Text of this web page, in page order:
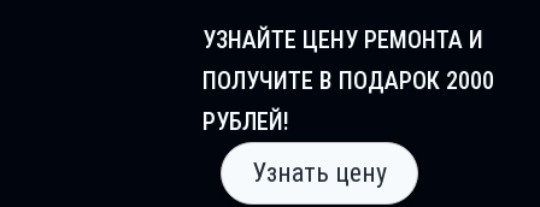
УЗНАЙТЕ ЦЕНУ РЕМОНТА И
ПОЛУЧИТЕ В ПОДАРОК 2000
РУБЛЕЙ!
Узнать цену